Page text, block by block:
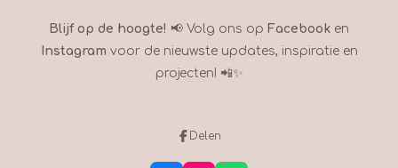
Blijf op de hoogte! 📢 Volg ons op Facebook en
Instagram voor de nieuwste updates, inspiratie en
projecten! 📲✨
Delen